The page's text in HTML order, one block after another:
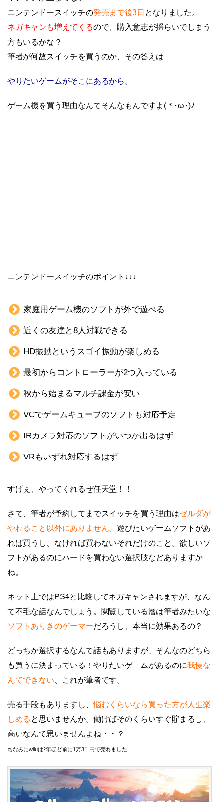
ニンテンドースイッチの発売まで後3日 となりました。
ネガキャンも増えてくるので、購入意志が揺らいでしまう
方もいるかな？
筆者が何故スイッチを買うのか、その答えは
やりたいゲームがそこにあるから。
ゲーム機を買う理由なんてそんなもんですよ(＊･ω･)ﾉ
ニンテンドースイッチのポイント↓↓↓
家庭用ゲーム機のソフトが外で遊べる
近くの友達と8人対戦できる
HD振動というスゴイ振動が楽しめる
最初からコントローラーが2つ入っている
秋から始まるマルチ課金が安い
VCでゲームキューブのソフトも対応予定
IRカメラ対応のソフトがいつか出るはず
VRもいずれ対応するはず
すげぇ、やってくれるぜ任天堂！！
さて、筆者が予約してまでスイッチを買う理由はゼルダが
やれること以外にありません。 遊びたいゲームソフトがあ
れば買うし、なければ買わないそれだけのこと。欲しいソ
フトがあるのにハードを買わない選択肢などありますか
ね。
ネット上ではPS4と比較してネガキャンされますが、なん
て不毛な話なんでしょう。閲覧している層は筆者みたいな
ソフトありきのゲーマーだろうし、本当に効果あるの？
どっちか選択するなんて話もありますが、そんなのどちら
も買うに決まっている！やりたいゲームがあるのに我慢な
んてできない 、これが筆者です。
売る手段もありますし、悩むくらいなら買った方が人生楽
しめる と思いませんか。働けばそのくらいすぐ貯まるし、
高いなんて思いませんよね・・？
ちなみにwiiuは2年ほど前に1万3千円で売れました